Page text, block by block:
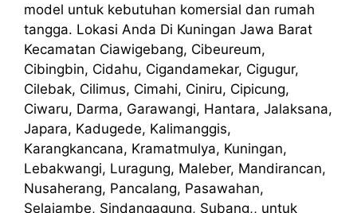
model untuk kebutuhan komersial dan rumah
tangga. Lokasi Anda Di Kuningan Jawa Barat
Kecamatan Ciawigebang, Cibeureum,
Cibingbin, Cidahu, Cigandamekar, Cigugur,
Cilebak, Cilimus, Cimahi, Ciniru, Cipicung,
Ciwaru, Darma, Garawangi, Hantara, Jalaksana,
Japara, Kadugede, Kalimanggis,
Karangkancana, Kramatmulya, Kuningan,
Lebakwangi, Luragung, Maleber, Mandirancan,
Nusaherang, Pancalang, Pasawahan,
Selajambe, Sindangagung, Subang,, untuk